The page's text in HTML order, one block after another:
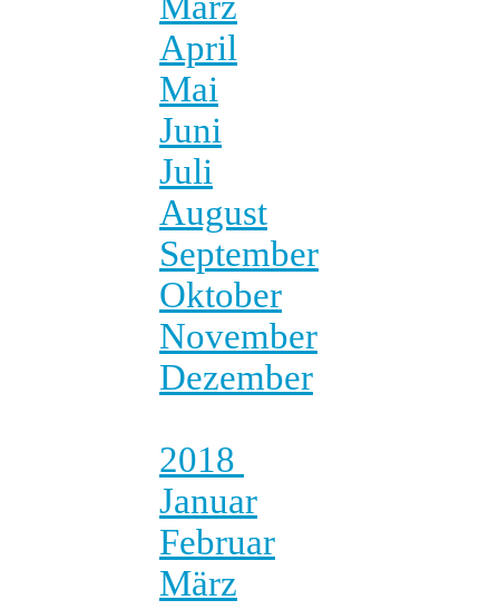
April
Mai
Juni
Juli
August
September
Oktober
November
Dezember
2018
Januar
Februar
März